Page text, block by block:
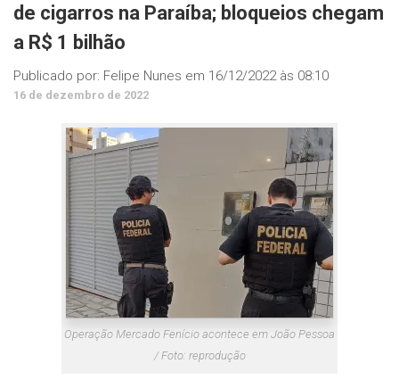
de cigarros na Paraíba; bloqueios chegam
a R$ 1 bilhão
Publicado por: Felipe Nunes em 16/12/2022 às 08:10
16 de dezembro de 2022
Operação Mercado Fenício acontece em João Pessoa
/ Foto: reprodução